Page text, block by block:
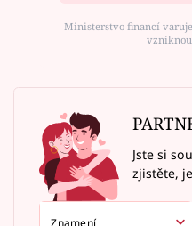
Ministerstvo financí
Jste si
zjistěte,